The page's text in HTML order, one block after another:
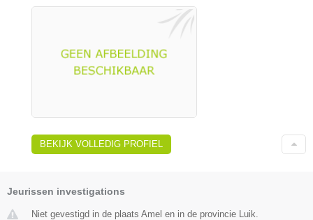
BEKIJK VOLLEDIG PROFIEL
Jeurissen investigations
Niet gevestigd in de plaats Amel en in de provincie Luik.